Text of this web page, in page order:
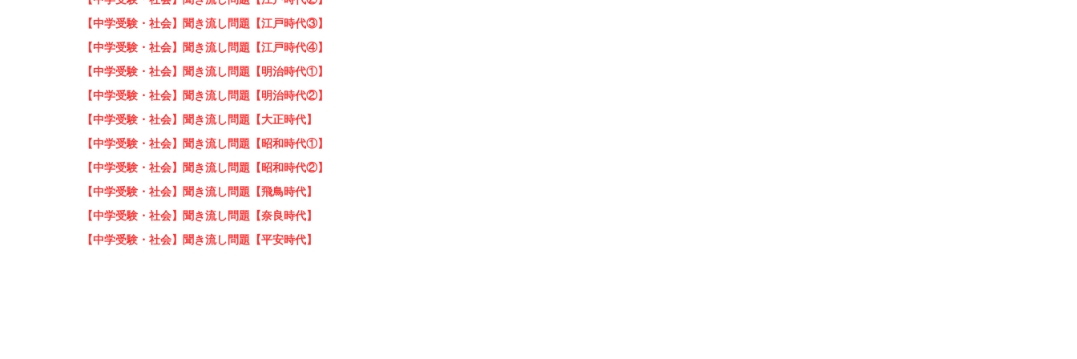
【中学受験・社会】聞き流し問題【江戸時代③】
【中学受験・社会】聞き流し問題【江戸時代④】
【中学受験・社会】聞き流し問題【明治時代①】
【中学受験・社会】聞き流し問題【明治時代②】
【中学受験・社会】聞き流し問題【大正時代】
【中学受験・社会】聞き流し問題【昭和時代①】
【中学受験・社会】聞き流し問題【昭和時代②】
【中学受験・社会】聞き流し問題【飛鳥時代】
【中学受験・社会】聞き流し問題【奈良時代】
【中学受験・社会】聞き流し問題【平安時代】